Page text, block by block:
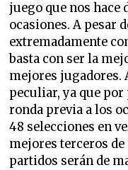
juego que nos hace
ocasiones. A pesar
extremadamente
basta con ser la
mejores jugadores.
peculiar, ya que
ronda previa a los
48 selecciones en
mejores terceros
partidos serán de